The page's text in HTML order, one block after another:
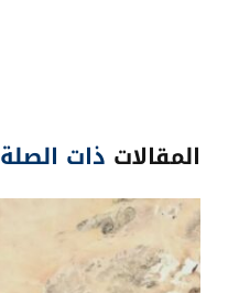
المقالات ذات الصلة